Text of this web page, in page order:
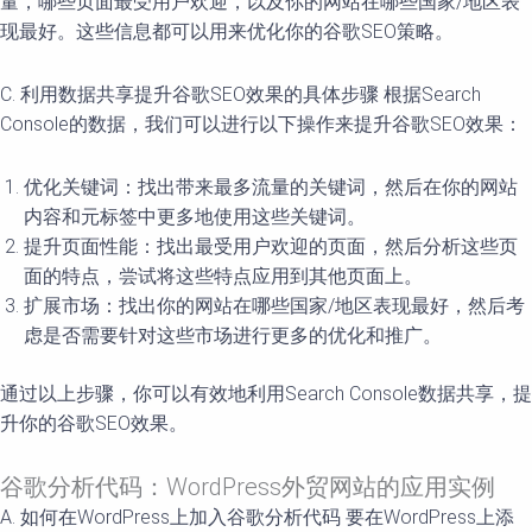
现最好。这些信息都可以用来优化你的谷歌SEO策略。
C. 利用数据共享提升谷歌SEO效果的具体步骤 根据Search
Console的数据，我们可以进行以下操作来提升谷歌SEO效果：
优化关键词：找出带来最多流量的关键词，然后在你的网站
内容和元标签中更多地使用这些关键词。
提升页面性能：找出最受用户欢迎的页面，然后分析这些页
面的特点，尝试将这些特点应用到其他页面上。
扩展市场：找出你的网站在哪些国家/地区表现最好，然后考
虑是否需要针对这些市场进行更多的优化和推广。
通过以上步骤，你可以有效地利用Search Console数据共享，提
升你的谷歌SEO效果。
谷歌分析代码：WordPress外贸网站的应用实例
A. 如何在WordPress上加入谷歌分析代码 要在WordPress上添